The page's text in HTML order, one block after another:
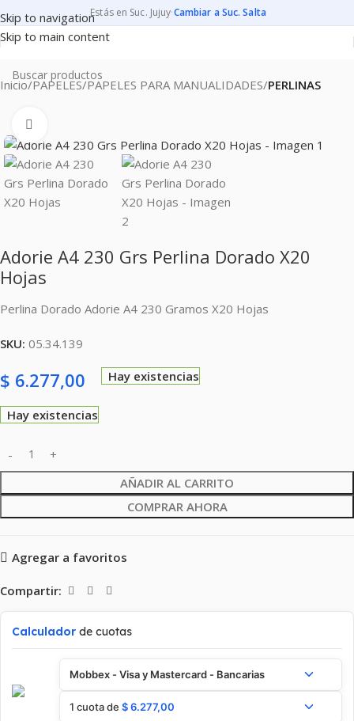
Skip to navigation
Skip to main content
Estás en Suc. Jujuy·Cambiar a Suc. Salta
Inicio PAPELES PAPELES PARA MANUALIDADES PERLINAS
Adorie A4 230 Grs Perlina Dorado X20
Hojas
Perlina Dorado Adorie A4 230 Gramos X20 Hojas
SKU: 05.34.139
$ 6.277,00 Hay existencias
Hay existencias
AÑADIR AL CARRITO
COMPRAR AHORA
Agregar a favoritos
Compartir:
Calculador de cuotas
Mobbex - Visa y Mastercard - Bancarias
1 cuota de $6.277,00